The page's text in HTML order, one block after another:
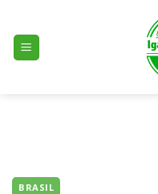
content
BRASIL